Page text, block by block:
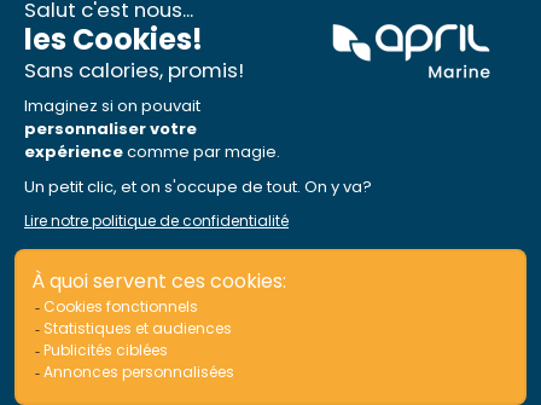
réclamationen cas de sinistre.
Pour profiter de cette offre, rendez-vous sur
votreEspace Membre